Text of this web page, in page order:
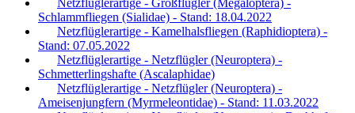
Netzflüglerartige - Großflügler (Megaloptera) -
Schlammfliegen (Sialidae) - Stand: 18.04.2022
Netzflüglerartige - Kamelhalsfliegen (Raphidioptera) -
Stand: 07.05.2022
Netzflüglerartige - Netzflügler (Neuroptera) -
Schmetterlingshafte (Ascalaphidae)
Netzflüglerartige - Netzflügler (Neuroptera) -
Ameisenjungfern (Myrmeleontidae) - Stand: 11.03.2022